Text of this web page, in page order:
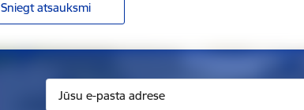
Sniegt atsauksmi